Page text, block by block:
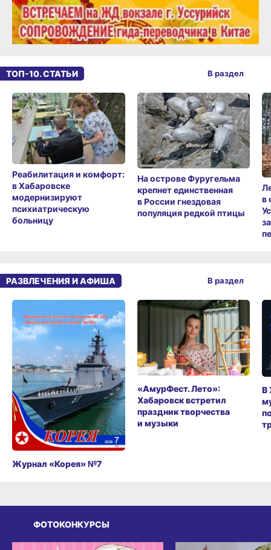
ТОП-10. СТАТЬИ
Реабилитация и комфорт:
в Хабаровске
модернизируют
психиатрическую
больницу
На острове Фуругельма
крепнет единственная
в России гнездовая
популяция редкой птицы
в
В раздел
РАЗВЛЕЧЕНИЯ И АФИША
Журнал «Корея» №7
«АмурФест. Лето»:
Хабаровск встретил
праздник творчества
и музыки
В
В раздел
ФОТОКОНКУРСЫ